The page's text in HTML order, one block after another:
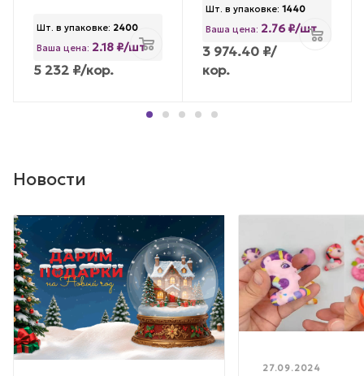
Шт. в упаковке: 2400
Ваша цена: 2.18 ₽/шт
5 232 ₽/кор.
Шт. в упаковке: 1440
Ваша цена: 2.76 ₽/шт
3 974.40 ₽/
кор.
Новости
27.09.2024